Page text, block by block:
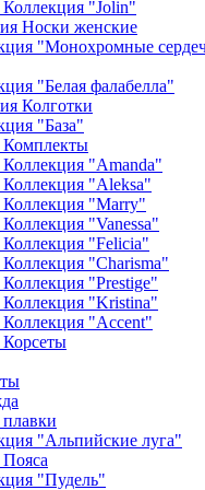
Коллекция "Jolin"
Носки женские
"Монохромные
"Белая фалабелла"
Колготки
"База"
Комплекты
Коллекция "Amanda"
Коллекция "Aleksa"
Коллекция "Marry"
"Vanessa"
Коллекция "Felicia"
Коллекция "Charisma"
Коллекция "Prestige"
Коллекция "Kristina"
Коллекция "Accent"
Корсеты
"Альпийские луга"
Пояса
"Пудель"